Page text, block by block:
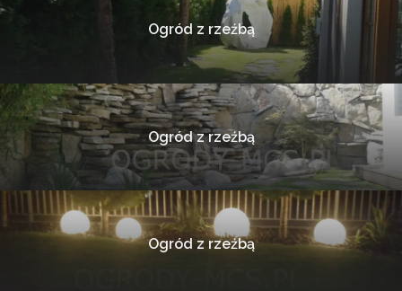
Ogród z rzeźbą
Ogród z rzeźbą
Ogród z rzeźbą